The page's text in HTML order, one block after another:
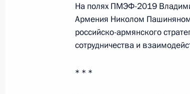
Совещание о влиянии
развитие регионов
На полях ПМЭФ-2019
Армения Николом
российско-армянского
сотрудничества и
* * *